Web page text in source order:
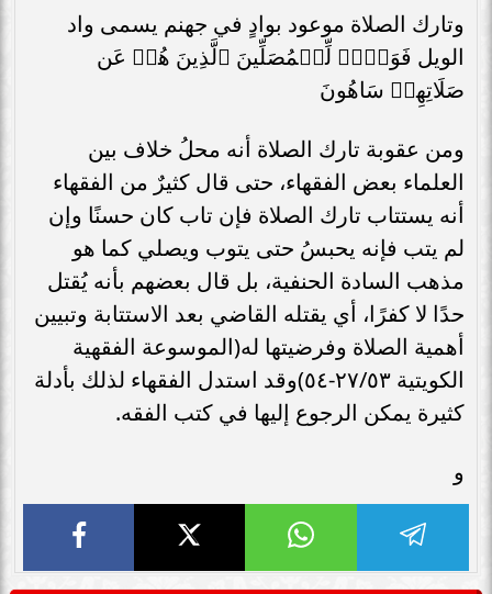
وتارك الصلاة موعود بوادٍ في جهنم يسمى واد
الويل فَوَيۡلٞ لِّلۡمُصَلِّينَ ٱلَّذِينَ هُمۡ عَن
صَلَاتِهِمۡ سَاهُونَ
ومن عقوبة تارك الصلاة أنه محلُ خلاف بين
العلماء بعض الفقهاء، حتى قال كثيرٌ من الفقهاء
أنه يستتاب تارك الصلاة فإن تاب كان حسنًا وإن
لم يتب فإنه يحبسُ حتى يتوب ويصلي كما هو
مذهب السادة الحنفية، بل قال بعضهم بأنه يُقتل
حدًا لا كفرًا، أي يقتله القاضي بعد الاستتابة وتبيين
أهمية الصلاة وفرضيتها له(الموسوعة الفقهية
الكويتية ٢٧/٥٣-٥٤)وقد استدل الفقهاء لذلك بأدلة
كثيرة يمكن الرجوع إليها في كتب الفقه.
و